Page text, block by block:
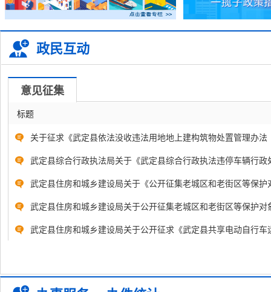
政民互动
意见征集
标题
关于征求《武定县依法没收违法用地地上建构筑物处置管理办法
武定县综合行政执法局关于《武定县综合行政执法违停车辆行政
武定县住房和城乡建设局关于《公开征集老城区和老街区等保护
武定县住房和城乡建设局关于公开征集老城区和老街区等保护对
武定县住房和城乡建设局关于公开征求《武定县共享电动自行车